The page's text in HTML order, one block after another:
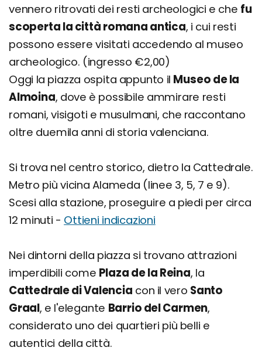
vennero ritrovati dei resti archeologici e che fu
scoperta la città romana antica, i cui resti
possono essere visitati accedendo al museo
archeologico. (ingresso €2,00)
Oggi la piazza ospita appunto il Museo de la
Almoina, dove è possibile ammirare resti
romani, visigoti e musulmani, che raccontano
oltre duemila anni di storia valenciana.
Si trova nel centro storico, dietro la Cattedrale.
Metro più vicina Alameda (linee 3, 5, 7 e 9).
Scesi alla stazione, proseguire a piedi per circa
12 minuti - Ottieni indicazioni
Nei dintorni della piazza si trovano attrazioni
imperdibili come Plaza de la Reina, la
Cattedrale di Valencia con il vero Santo
Graal, e l'elegante Barrio del Carmen,
considerato uno dei quartieri più belli e
autentici della città.